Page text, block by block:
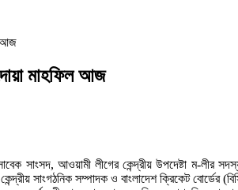
আজ
মাহফিল আজ
সাংসদ, আওয়ামী লীগের কেন্দ্রীয় উপদেষ্টা ম-
সাংগঠনিক সম্পাদক ও বাংলাদেশ ক্রিকেট